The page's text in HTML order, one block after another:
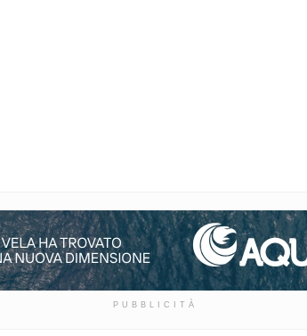
PUBBLICITÀ